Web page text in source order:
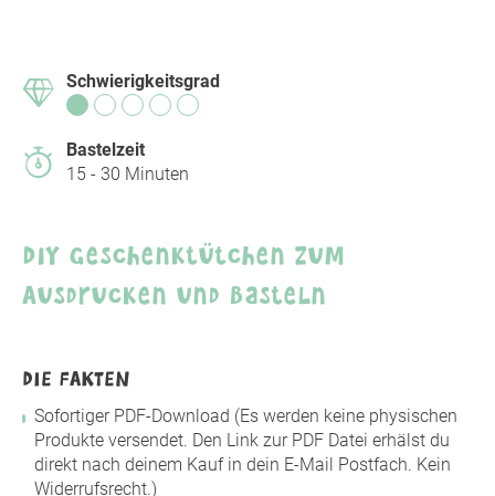
Schwierigkeitsgrad
Bastelzeit
15 - 30 Minuten
DIY Geschenktütchen zum
Ausdrucken und Basteln
DIE FAKTEN
Sofortiger PDF-Download (Es werden keine physischen
Produkte versendet. Den Link zur PDF Datei erhälst du
direkt nach deinem Kauf in dein E-Mail Postfach. Kein
Widerrufsrecht.)